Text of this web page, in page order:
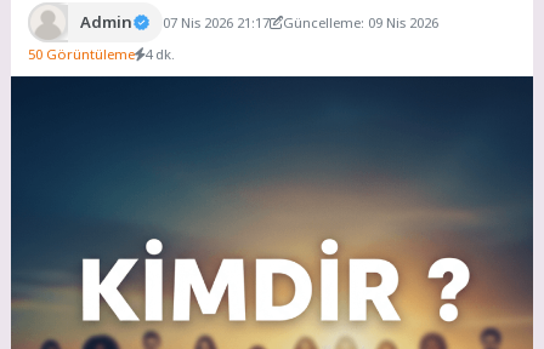
Admin 07 Nis 2026 21:17
Güncelleme: 09 Nis 2026
50 Görüntüleme 4 dk.